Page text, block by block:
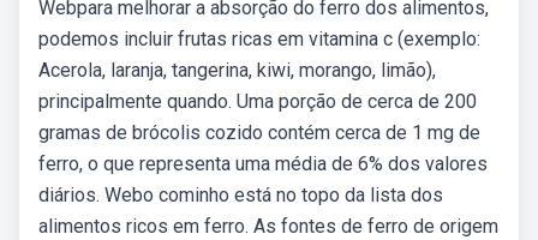
Webpara melhorar a absorção do ferro dos alimentos,
podemos incluir frutas ricas em vitamina c (exemplo:
Acerola, laranja, tangerina, kiwi, morango, limão),
principalmente quando. Uma porção de cerca de 200
gramas de brócolis cozido contém cerca de 1 mg de
ferro, o que representa uma média de 6% dos valores
diários. Webo cominho está no topo da lista dos
alimentos ricos em ferro. As fontes de ferro de origem